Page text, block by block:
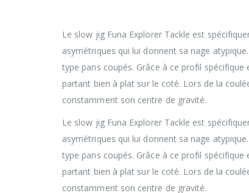
Le slow jig Funa Explorer Tackle est
asymétriques qui lui donnent sa nage
type pans coupés. Grâce à ce profil
partant bien à plat sur le coté. Lors de la
constamment son centre de gravité.
Le slow jig Funa Explorer Tackle est
asymétriques qui lui donnent sa nage
type pans coupés. Grâce à ce profil
partant bien à plat sur le coté. Lors de la
constamment son centre de gravité.